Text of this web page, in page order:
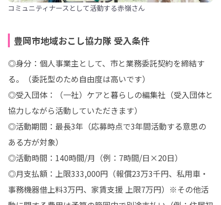
コミュニティナースとして活動する赤嶺さん
豊岡市地域おこし協力隊 受入条件
◎身分：個人事業主として、市と業務委託契約を締結す
る。（委託型のため自由度は高いです）
◎受入団体：（一社）ケアと暮らしの編集社（受入団体と
協力しながら活動していただきます）
◎活動期間：最長3年（応募時点で3年間活動する意思の
ある方が対象）
◎活動時間：140時間/月（例：7時間/日×20日）
◎月支払額：上限333,000円（報償23万3千円、私用車・
事務機器借上料3万円、家賃支援 上限7万円）※その他活